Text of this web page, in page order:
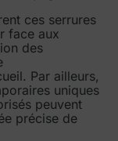
ces serrures
face aux
des
Par ailleurs,
uniques
peuvent
précise de